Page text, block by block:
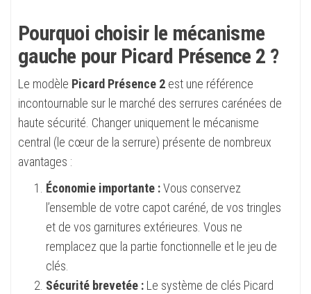
Pourquoi choisir le mécanisme
gauche pour Picard Présence 2 ?
Le modèle Picard Présence 2 est une référence
incontournable sur le marché des serrures carénées de
haute sécurité. Changer uniquement le mécanisme
central (le cœur de la serrure) présente de nombreux
avantages :
Économie importante :Vous conservez
l’ensemble de votre capot caréné, de vos tringles
et de vos garnitures extérieures. Vous ne
remplacez que la partie fonctionnelle et le jeu de
clés.
Sécurité brevetée : Le système de clés Picard